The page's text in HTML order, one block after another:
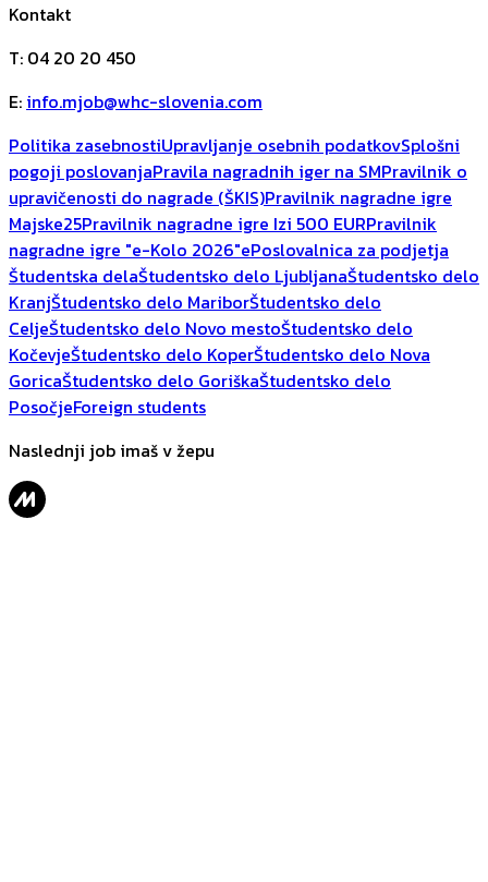
Kontakt
T: 04 20 20 450
E: info.mjob@whc-slovenia.com
Politika zasebnostiUpravljanje osebnih podatkovSplošni
pogoji poslovanjaPravila nagradnih iger na SMPravilnik o
upravičenosti do nagrade (ŠKIS)Pravilnik nagradne igre
Majske25Pravilnik nagradne igre Izi 500 EURPravilnik
nagradne igre "e-Kolo 2026"ePoslovalnica za podjetja
Študentska delaŠtudentsko delo LjubljanaŠtudentsko delo
KranjŠtudentsko delo MariborŠtudentsko delo
CeljeŠtudentsko delo Novo mestoŠtudentsko delo
KočevjeŠtudentsko delo KoperŠtudentsko delo Nova
GoricaŠtudentsko delo GoriškaŠtudentsko delo
PosočjeForeign students
Naslednji job imaš v žepu